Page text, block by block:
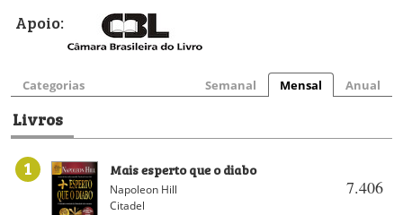
Apoio:
Categorias Semanal Mensal Anual
Livros
1
7.406
Mais esperto que o diabo
Napoleon Hill
Citadel